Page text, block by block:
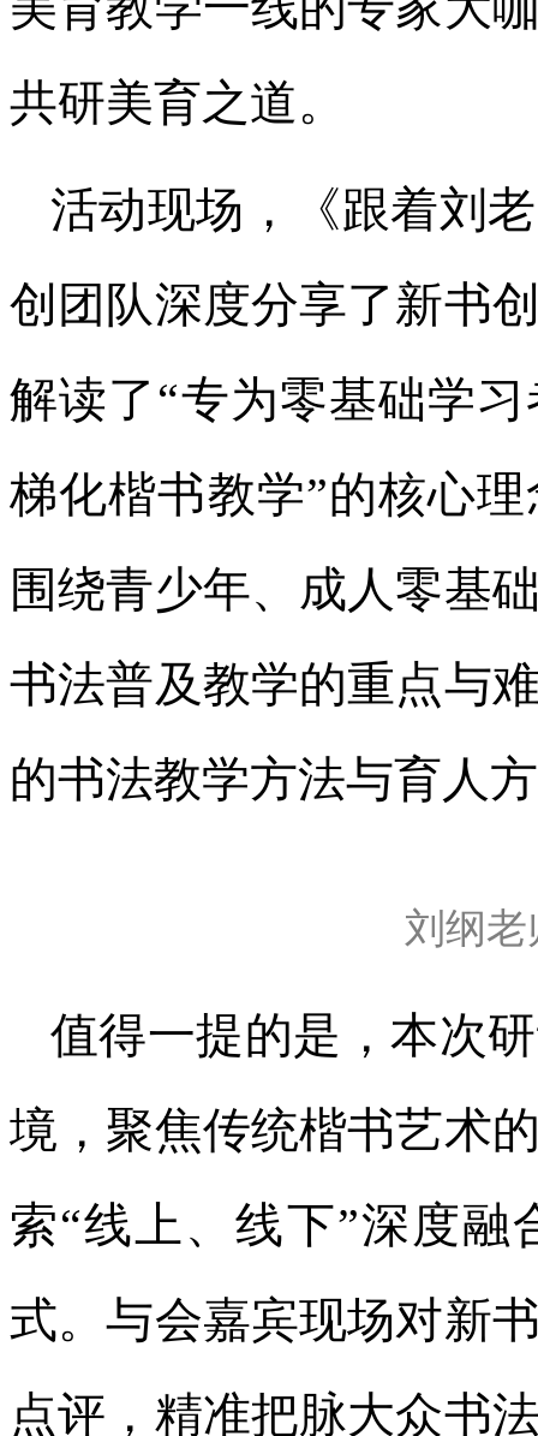
共研美育之道。
活动现场，《跟着刘
创团队深度分享了新书
解读了“专为零基础学
梯化楷书教学”的核心
围绕青少年、成人零基
书法普及教学的重点与
的书法教学方法与育人
刘纲
值得一提的是，本次
境，聚焦传统楷书艺术
索“线上、线下”深度
式。与会嘉宾现场对新
点评，精准把脉大众书